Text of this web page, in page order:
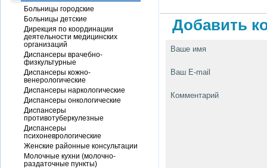
Добавить
Ваше имя
Ваш E-mail
Комментарий
Больницы городские
Больницы детские
Дирекция по координации
деятельности медицинских
организаций
Диспансеры врачебно-
физкультурные
Диспансеры кожно-
венерологические
Диспансеры наркологические
Диспансеры онкологические
Диспансеры
противотуберкулезные
Диспансеры
психоневрологические
Женские районные консультации
Молочные кухни (молочно-
раздаточные пункты)